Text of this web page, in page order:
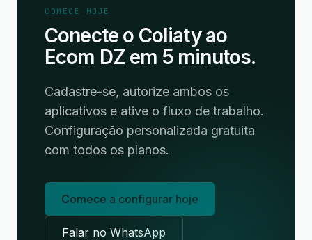
COMECE HOJE
Conecte o Coliaty ao
Ecom DZ em 5 minutos.
Cadastre-se, autorize ambos os
aplicativos e ative o fluxo de trabalho.
Configuração personalizada gratuita
com todos os planos.
Comece a configurar hoje
Falar no WhatsApp